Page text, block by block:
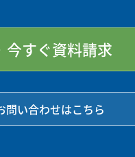
今すぐ資料請求
問い合わせはこちら